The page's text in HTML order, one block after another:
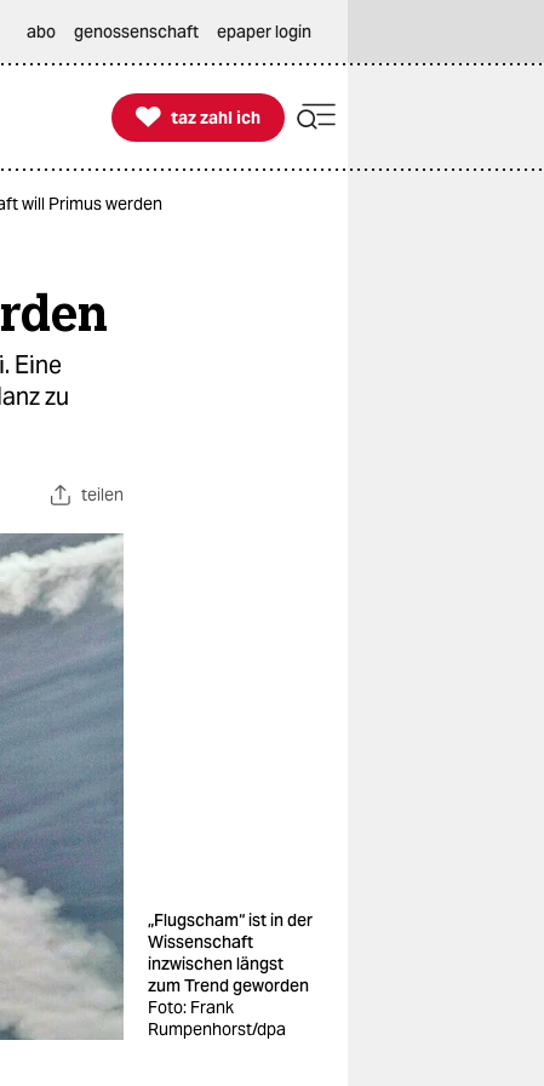
abo genossenschaft epaper login

taz zahl ich
taz zahl ich
will Primus werden
Eine
zu
teilen
„Flugscham“ ist in der
Wissenschaft
inzwischen längst
zum Trend geworden
Foto: Frank
Rumpenhorst/dpa